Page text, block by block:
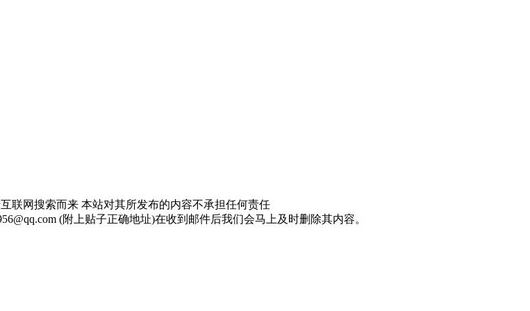
联网搜索而来 本站对其所发布的内容不承担任何责任
(附上贴子正确地址)在收到邮件后我们会马上及时删除其内容。